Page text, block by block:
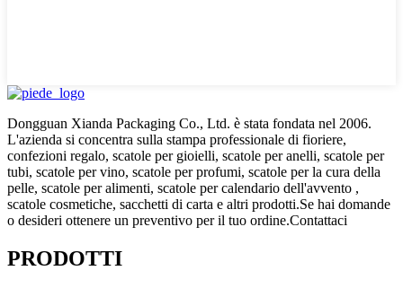
Dongguan Xianda Packaging Co., Ltd. è stata fondata nel 2006.
L'azienda si concentra sulla stampa professionale di fioriere,
confezioni regalo, scatole per gioielli, scatole per anelli, scatole per
tubi, scatole per vino, scatole per profumi, scatole per la cura della
pelle, scatole per alimenti, scatole per calendario dell'avvento ,
scatole cosmetiche, sacchetti di carta e altri prodotti.Se hai domande
o desideri ottenere un preventivo per il tuo ordine.Contattaci
PRODOTTI